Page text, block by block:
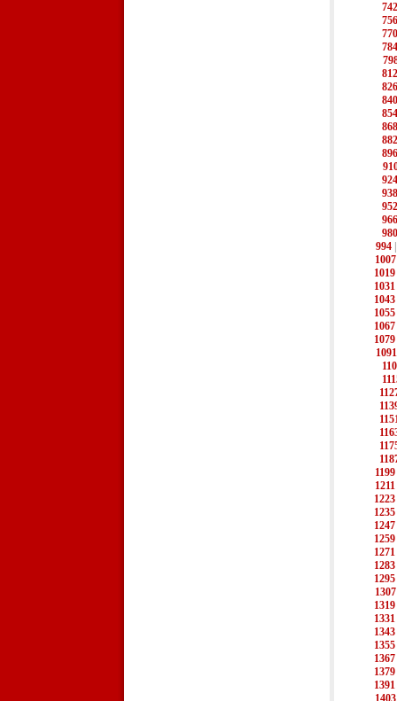
742
756
770
784
812
826
840
854
868
882
896
924
938
952
966
980
994
1007
1019
1031
1043
1055
1067
1079
1091
1199
1211
1223
1235
1247
1259
1271
1283
1295
1307
1319
1331
1343
1355
1367
1379
1391
1403